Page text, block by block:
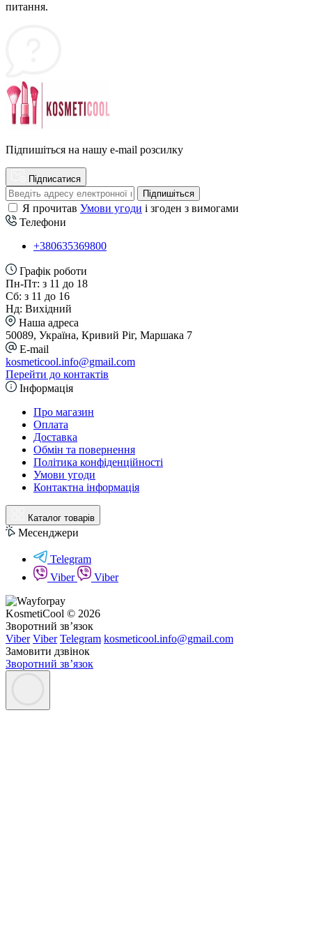
питання.
Підпишіться на нашу e-mail розсилку
Підписатися
Підпишіться
Я прочитав Умови угоди і згоден з вимогами
Телефони
+380635369800
Графік роботи
Пн-Пт: з 11 до 18
Сб: з 11 до 16
Нд: Вихідний
Наша адреса
50089, Україна, Кривий Ріг, Маршака 7
E-mail
kosmeticool.info@gmail.com
Перейти до контактів
Інформація
Про магазин
Оплата
Доставка
Обмін та повернення
Політика конфіденційності
Умови угоди
Контактна інформація
Каталог товарів
Месенджери
Telegram
Viber
Viber
KosmetiCool © 2026
Зворотний зв’язок
Viber Viber Telegram kosmeticool.info@gmail.com
Замовити дзвінок
Зворотний зв’язок